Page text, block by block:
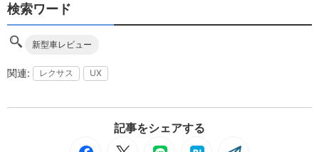
検索ワード
新型車レビュー
レクサス UX
記事をシェアする